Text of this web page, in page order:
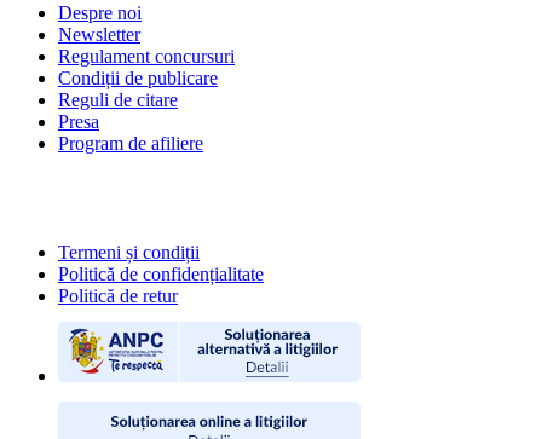
Despre noi
Newsletter
Regulament concursuri
Condiții de publicare
Reguli de citare
Presa
Program de afiliere
Termeni și condiții
Politică de confidențialitate
Politică de retur